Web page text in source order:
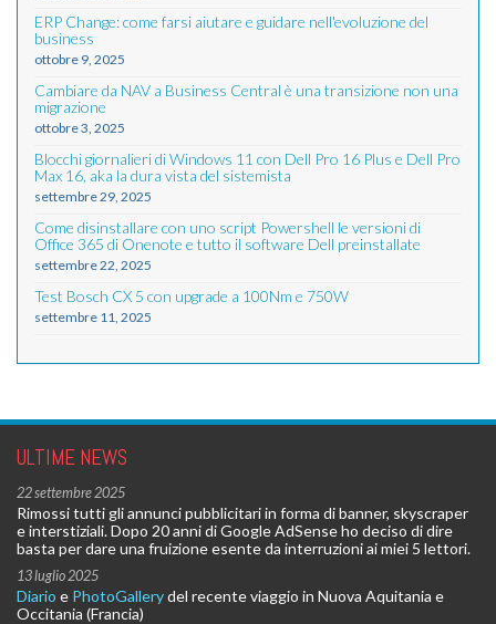
ERP Change: come farsi aiutare e guidare nell'evoluzione del
business
ottobre 9, 2025
Cambiare da NAV a Business Central è una transizione non una
migrazione
ottobre 3, 2025
Blocchi giornalieri di Windows 11 con Dell Pro 16 Plus e Dell Pro
Max 16, aka la dura vista del sistemista
settembre 29, 2025
Come disinstallare con uno script Powershell le versioni di
Office 365 di Onenote e tutto il software Dell preinstallate
settembre 22, 2025
Test Bosch CX 5 con upgrade a 100Nm e 750W
settembre 11, 2025
ULTIME NEWS
22 settembre 2025
Rimossi tutti gli annunci pubblicitari in forma di banner, skyscraper
e interstiziali. Dopo 20 anni di Google AdSense ho deciso di dire
basta per dare una fruizione esente da interruzioni ai miei 5 lettori.
13 luglio 2025
Diario e PhotoGallerydel recente viaggio in Nuova Aquitania e
Occitania (Francia)